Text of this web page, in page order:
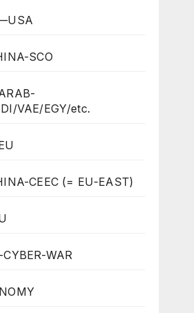
SCO
VAE/EGY/etc.
CEEC (= EU-EAST)
CYBER-WAR